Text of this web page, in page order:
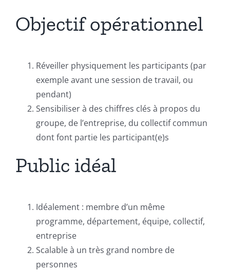
Objectif opérationnel
Réveiller physiquement les participants (par
exemple avant une session de travail, ou
pendant)
Sensibiliser à des chiffres clés à propos du
groupe, de l’entreprise, du collectif commun
dont font partie les participant(e)s
Public idéal
Idéalement : membre d’un même
programme, département, équipe, collectif,
entreprise
Scalable à un très grand nombre de
personnes